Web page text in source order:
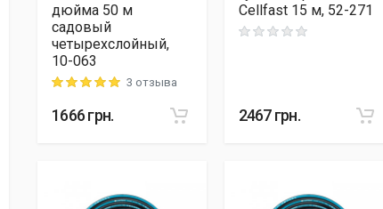
дюйма 50 м
садовый
четырехслойный,
10-063
Rating: 5 out of 53 отзыва
1666грн.
Cellfast 15 м, 52-271
Rating: 0 out of 5
2467 грн.